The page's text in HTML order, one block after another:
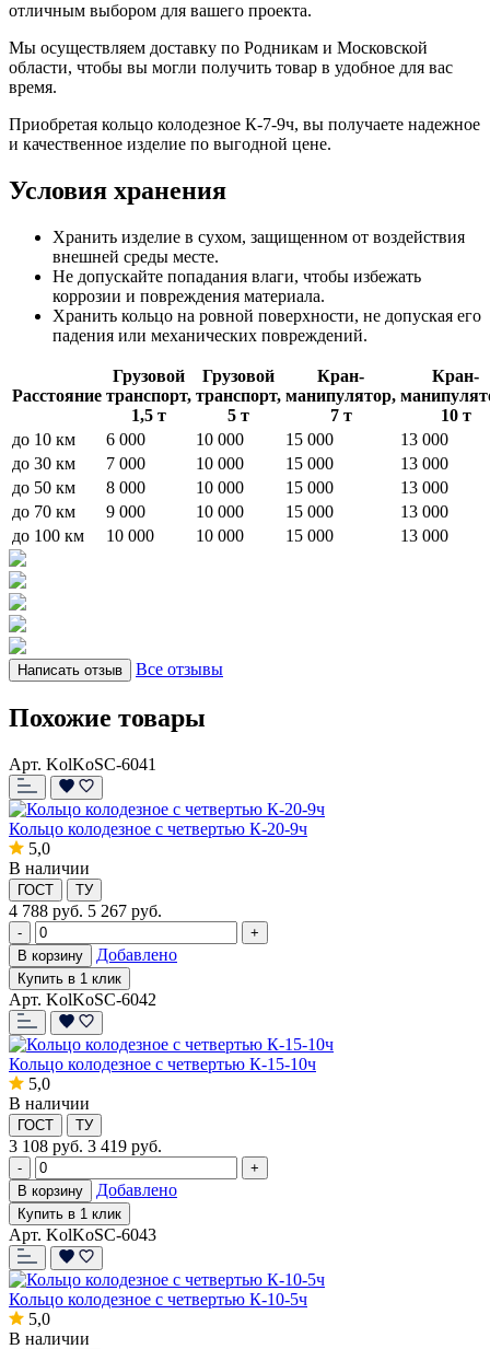
отличным выбором для вашего проекта.
Мы осуществляем доставку по Родникам и Московской
области, чтобы вы могли получить товар в удобное для вас
время.
Приобретая кольцо колодезное К-7-9ч, вы получаете надежное
и качественное изделие по выгодной цене.
Условия хранения
Хранить изделие в сухом, защищенном от воздействия
внешней среды месте.
Не допускайте попадания влаги, чтобы избежать
коррозии и повреждения материала.
Хранить кольцо на ровной поверхности, не допуская его
падения или механических повреждений.
Расстояние
Грузовой
транспорт,
1,5 т
Грузовой
транспорт,
5 т
Кран-
манипулятор,
7 т
Кран-
10 т
до 10 км
6 000 10 000 15 000
13 000
до 30 км
7 000 10 000 15 000
13 000
до 50 км
8 000 10 000 15 000
13 000
до 70 км
9 000 10 000 15 000
13 000
до 100 км
10 000 10 000 15 000 13 000
Написать отзыв Все отзывы
Похожие товары
Арт. KolKoSC-6041
Кольцо колодезное с четвертью К-20-9ч
5,0
В наличии
ГОСТ ТУ
4 788 руб. 5 267 руб.
-
+
В корзину
Добавлено
Купить в 1 клик
Арт. KolKoSC-6042
Кольцо колодезное с четвертью К-15-10ч
5,0
В наличии
ГОСТ ТУ
3 108 руб. 3 419 руб.
-
+
В корзину
Добавлено
Купить в 1 клик
Арт. KolKoSC-6043
Кольцо колодезное с четвертью К-10-5ч
5,0
В наличии